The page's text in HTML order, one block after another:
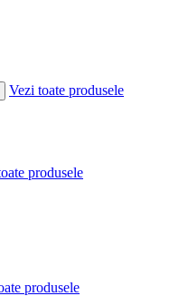
Vezi toate produsele
produsele
produsele